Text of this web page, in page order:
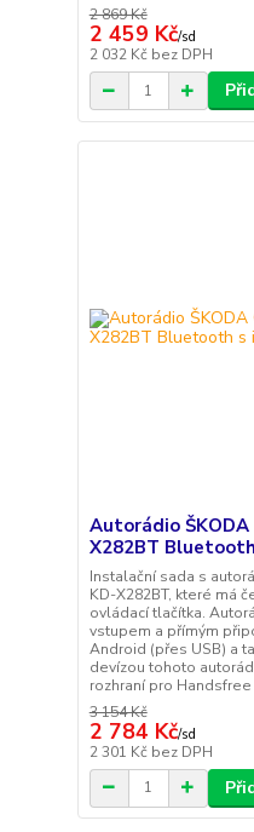
2 869 Kč
2 459 Kč/sd
2 032 Kč bez DPH
Autorádio ŠKODA
X282BT
Instalační sada s
KD-X282BT, které má
ovládací tlačítka.
vstupem a přímým
Android (přes USB) a
devízou tohoto
rozhraní pro
3 154 Kč
2 784 Kč/sd
2 301 Kč bez DPH